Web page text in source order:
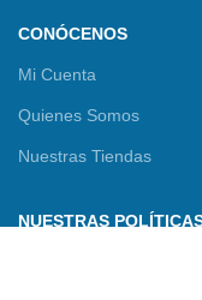
CONÓCENOS
Mi Cuenta
Quienes Somos
Nuestras Tiendas
NUESTRAS